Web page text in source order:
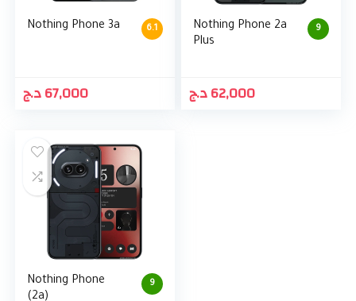
6.1
Nothing Phone 3a
67,000د.ج
9
Nothing Phone 2a
Plus
62,000د.ج
9
Nothing Phone
(2a)